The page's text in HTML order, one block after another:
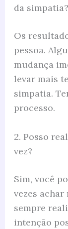
da simpatia?
Os
pessoa.
mudança
levar mais
simpatia.
processo.
2. Posso
vez?
Sim, você
vezes achar
sempre
intenção